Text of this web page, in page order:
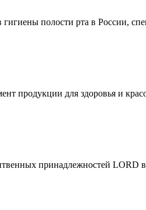
полости рта в России,
продукции для здоровья и
принадлежностей LORD в